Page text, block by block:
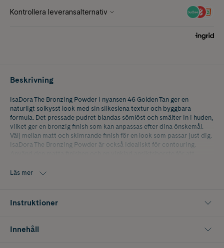
Beskrivning
IsaDora The Bronzing Powder i nyansen 46 Golden Tan ger en
naturligt solkysst look med sin silkeslena textur och byggbara
formula. Det pressade pudret blandas sömlöst och smälter in i huden,
vilket ger en bronzig finish som kan anpassas efter dina önskemål.
Välj mellan matt och skimrande finish för en look som passar just dig.
IsaDora The Bronzing Powder är också idealiskt för contouring.
näsryggen.
- Byggbar formula för ett anpassningsbart resultat
Läs mer
Instruktioner
Innehåll